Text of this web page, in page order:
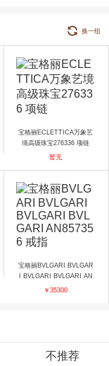
换一组
宝格丽ECLETTICA万象艺
境高级珠宝276336 项链
暂无
宝格丽BVLGARI BVLGAR
I BVLGARI BVLGARI AN
857356 戒指
￥35300
不推荐